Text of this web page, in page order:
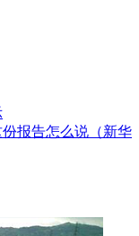
报告怎么说（新华